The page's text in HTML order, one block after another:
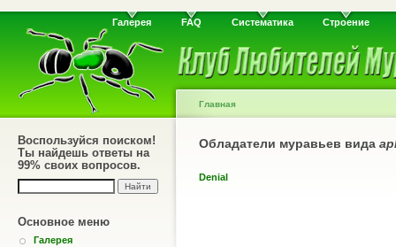
Галерея FAQ Систематика Строение
Воспользуйся поиском!
Ты найдешь ответы на
99% своих вопросов.
Основное меню
Галерея
Главная
Обладатели муравьев вида
Denial